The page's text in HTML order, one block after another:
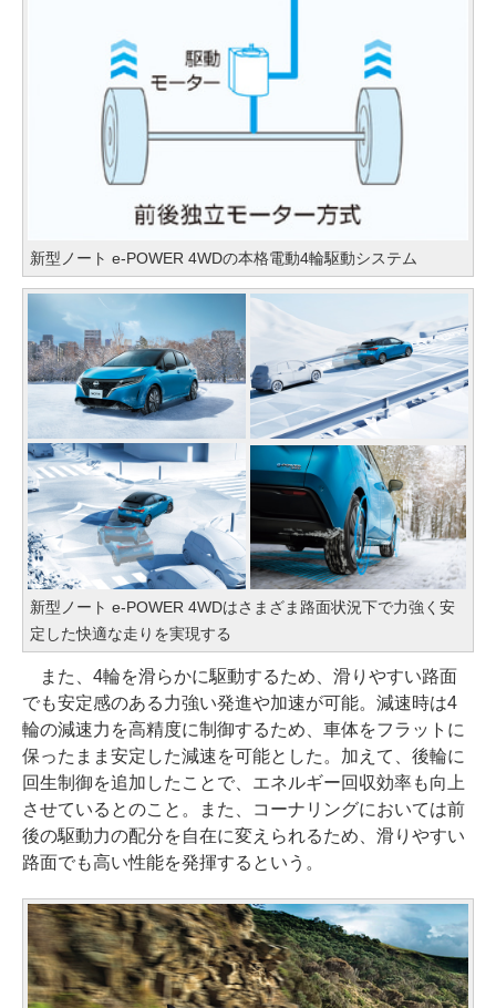
新型ノート e-POWER 4WDの本格電動4輪駆動システム
新型ノート e-POWER 4WDはさまざま路面状況下で力強く安
定した快適な走りを実現する
また、4輪を滑らかに駆動するため、滑りやすい路面
でも安定感のある力強い発進や加速が可能。減速時は4
輪の減速力を高精度に制御するため、車体をフラットに
保ったまま安定した減速を可能とした。加えて、後輪に
回生制御を追加したことで、エネルギー回収効率も向上
させているとのこと。また、コーナリングにおいては前
後の駆動力の配分を自在に変えられるため、滑りやすい
路面でも高い性能を発揮するという。